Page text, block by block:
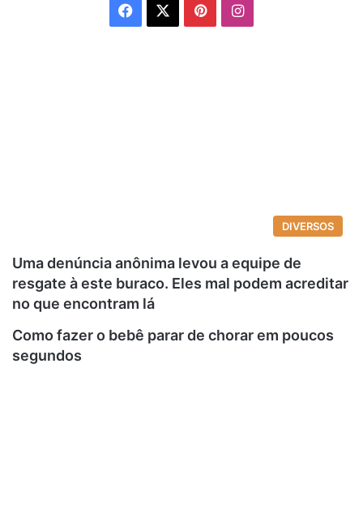
Facebook PinterestInstagram
DIVERSOS
Uma denúncia anônima levou a equipe de
resgate à este buraco. Eles mal podem acreditar
no que encontram lá
Como fazer o bebê parar de chorar em poucos
segundos